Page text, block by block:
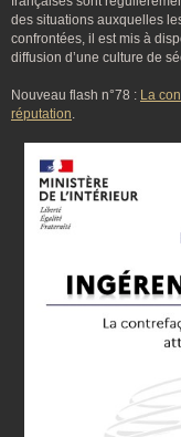
des situations auxquelles
confrontées, il est mis à
diffusion d’une culture de
Nouveau flash n°78 : La
réputation.